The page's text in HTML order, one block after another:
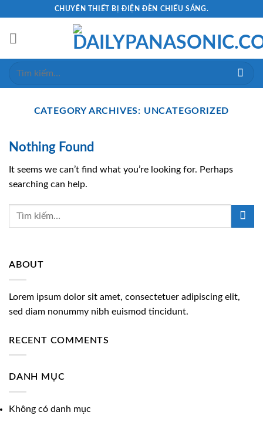
content
CHUYÊN THIẾT BỊ ĐIỆN ĐÈN CHIẾU SÁNG.
Tìm
CATEGORY ARCHIVES: UNCATEGORIZED
Nothing Found
It seems we can’t find what you’re looking for. Perhaps
searching can help.
ABOUT
Lorem ipsum dolor sit amet, consectetuer adipiscing elit,
sed diam nonummy nibh euismod tincidunt.
RECENT COMMENTS
DANH MỤC
Không có danh mục